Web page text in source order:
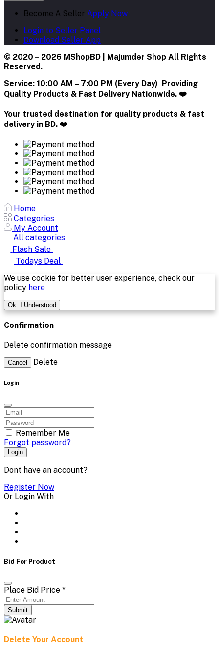
Become A Seller Apply Now
Login to Seller Panel
Download Seller App
© 2020 – 2026 MShopBD | Majumder Shop All Rights
Reserved.
Service: 10:00 AM – 7:00 PM (Every Day) Providing
Quality Products & Fast Delivery Nationwide. ❤️
Your trusted destination for quality products & fast
delivery in BD. ❤️
Home
Categories
My Account
All categories
Flash Sale
Todays Deal
We use cookie for better user experience, check our
policy here
Ok. I Understood
Confirmation
Delete confirmation message
Cancel Delete
Login
Remember Me
Forgot password?
Login
Dont have an account?
Register Now
Or Login With
Bid For Product
Place Bid Price *
Submit
Delete Your Account